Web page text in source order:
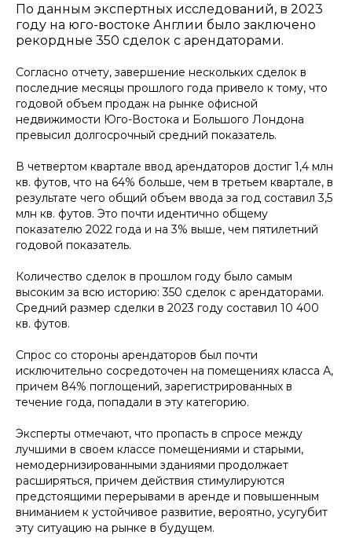
По данным экспертных исследований, в 2023
году на юго-востоке Англии было заключено
рекордные 350 сделок с арендаторами.
Согласно отчету, завершение нескольких сделок в
последние месяцы прошлого года привело к тому, что
годовой объем продаж на рынке офисной
недвижимости Юго-Востока и Большого Лондона
превысил долгосрочный средний показатель.
В четвертом квартале ввод арендаторов достиг 1,4 млн
кв. футов, что на 64% больше, чем в третьем квартале, в
результате чего общий объем ввода за год составил 3,5
млн кв. футов. Это почти идентично общему
показателю 2022 года и на 3% выше, чем пятилетний
годовой показатель.
Количество сделок в прошлом году было самым
высоким за всю историю: 350 сделок с арендаторами.
Средний размер сделки в 2023 году составил 10 400
кв. футов.
Спрос со стороны арендаторов был почти
исключительно сосредоточен на помещениях класса А,
причем 84% поглощений, зарегистрированных в
течение года, попадали в эту категорию.
Эксперты отмечают, что пропасть в спросе между
лучшими в своем классе помещениями и старыми,
немодернизированными зданиями продолжает
расширяться, причем действия стимулируются
предстоящими перерывами в аренде и повышенным
вниманием к устойчивое развитие, вероятно, усугубит
эту ситуацию на рынке в будущем.